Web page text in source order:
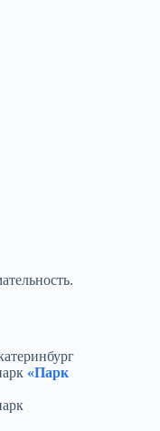
«Парк